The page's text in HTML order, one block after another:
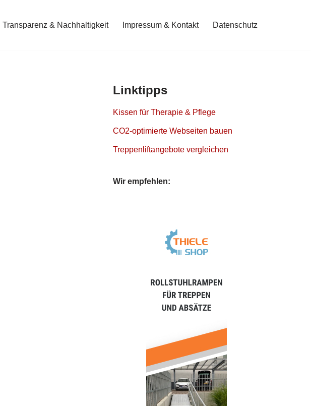
Transparenz & Nachhaltigkeit Impressum & Kontakt Datenschutz
Linktipps
Kissen für Therapie & Pflege
CO2-optimierte Webseiten bauen
Treppenliftangebote vergleichen
Wir empfehlen: